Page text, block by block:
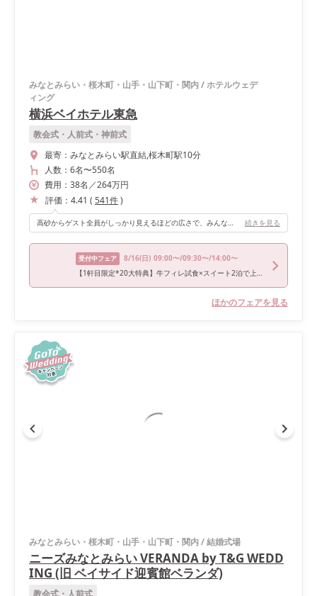
みなとみらい・桜木町・山手・山下町・関内/ホテルウェデ
ィング
横浜ベイホテル東急
教会式・人前式・神前式
最寄： みなとみらい駅直結,桜木町駅10分
人数： 6名〜550名
費用： 38名 ／264万円
評価： 4.41 ( 541件)
高砂からゲスト全員がしっかり見えるほどの広さで、みんなの反応を見ることができて良かったです。 テーブルや椅子もおしゃれでした。 また、チャペルと同じ階にあるので、縦移動がないのもおすすめポイントです。 続きを見る
受付中フェア 8/16(日) 09:00〜/09:30〜/14:00〜
【1軒目限定*20大特典】牛フィレ試食×スイート2泊で上質W
ほかのフェアを見る
みなとみらい・桜木町・山手・山下町・関内/結婚式場
ニーズみなとみらい VERANDA by T&G WEDD
ING (旧 ベイサイド迎賓館ベランダ)